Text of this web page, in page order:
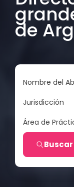
de
Nombre del
Jurisdicción
Área de
Buscar